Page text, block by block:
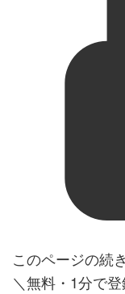
このページの続
＼無料・1分で